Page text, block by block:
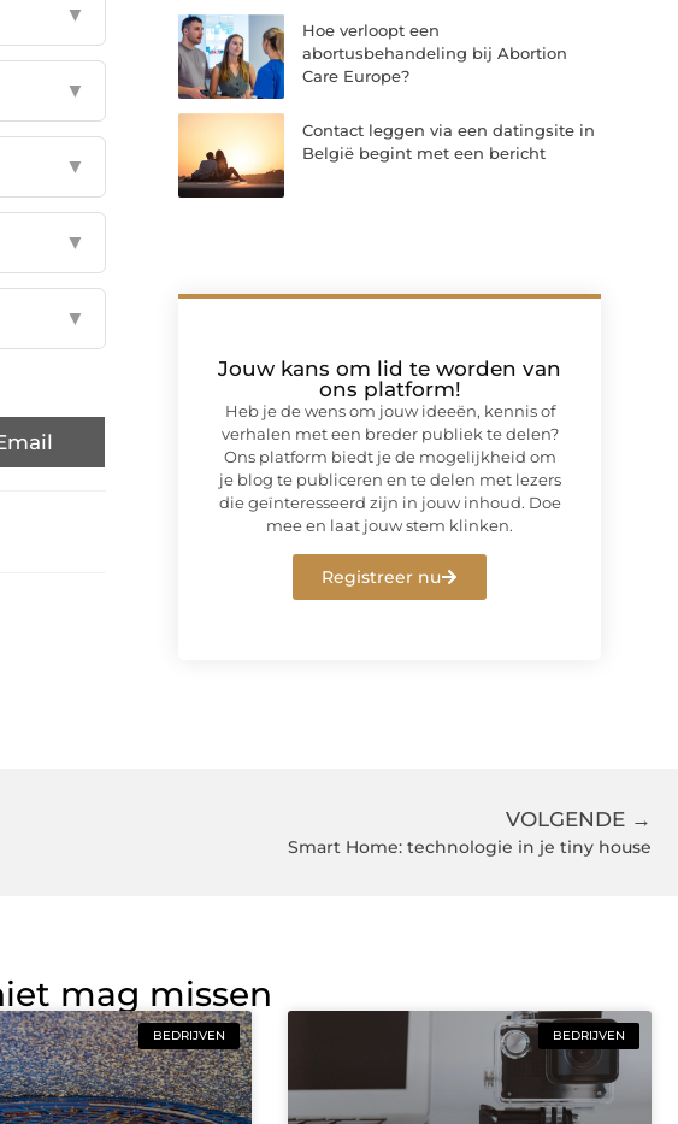
▼
▼
▼
▼
▼
Hoe verloopt een
abortusbehandeling bij Abortion
Care Europe?
Contact leggen via een datingsite in
België begint met een bericht
Jouw kans om lid te worden van
ons platform!
Heb je de wens om jouw ideeën, kennis of
verhalen met een breder publiek te delen?
Ons platform biedt je de mogelijkheid om
je blog te publiceren en te delen met lezers
die geïnteresseerd zijn in jouw inhoud. Doe
mee en laat jouw stem klinken.
Registreer nu
VOLGENDE →
Smart Home: technologie in je tiny house
mag missen
BEDRIJVEN BEDRIJVEN